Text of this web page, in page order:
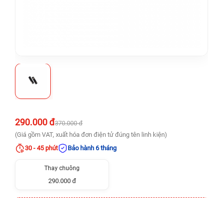
290.000 đ370.000 đ
(Giá gồm VAT, xuất hóa đơn điện tử đúng tên linh kiện)
30 - 45 phút
Bảo hành 6 tháng
Thay chuông
290.000 đ